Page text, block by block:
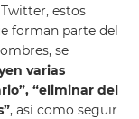
estos
forman parte del
se
varias
“eliminar del
, así como seguir